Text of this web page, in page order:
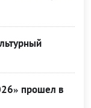
прошел в